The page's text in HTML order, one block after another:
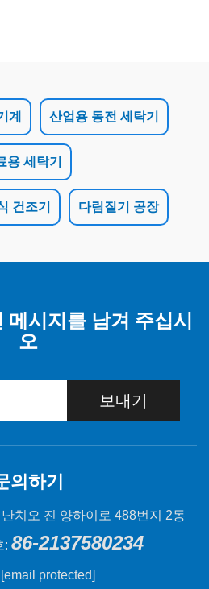
계 산업용 동전 세탁기
용 세탁기
건조기 다림질기 공장
메시지를 남겨 주십시
오
보내기
의하기
치오 진 양하이로 488번지 2동
: 86-2137580234
[email protected]